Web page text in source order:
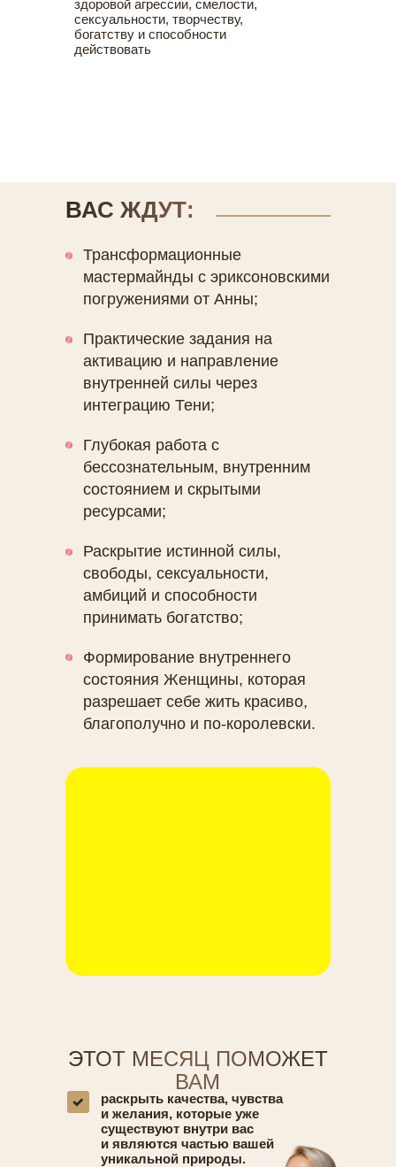
здоровой агрессии, смелости,
сексуальности, творчеству,
богатству и способности
действовать
собственную силу и потенциал,
женщина, которая живет из
осознанности, красоты, любви и
внутреннего достоинства
Начнете реализовывать свой
потенциал через игру и интерес,
творчески;
Начнете выстраивать отношения
иного качества: глубокие,
спокойные, наполненные
Любовью.
Вместо напряжения создадите
ВАС ЖДУТ:
Трансформационные
мастермайнды с эриксоновскими
погружениями от Анны;
Практические задания на
активацию и направление
внутренней силы через
интеграцию Тени;
Глубокая работа с
бессознательным, внутренним
состоянием и скрытыми
ресурсами;
Раскрытие истинной силы,
свободы, сексуальности,
амбиций и способности
принимать богатство;
Формирование внутреннего
состояния Женщины, которая
разрешает себе жить красиво,
благополучно и по-королевски.
ЭТОТ МЕСЯЦ ПОМОЖЕТ
ВАМ
раскрыть качества, чувства
и желания, которые уже
существуют внутри вас
и являются частью вашей
уникальной природы.